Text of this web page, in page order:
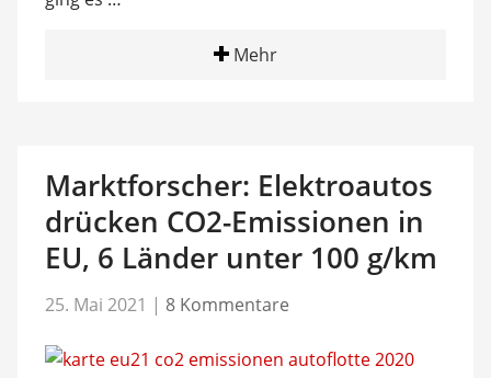
Mehr
Marktforscher: Elektroautos
drücken CO2-Emissionen in
EU, 6 Länder unter 100 g/km
25. Mai 2021 | 8 Kommentare